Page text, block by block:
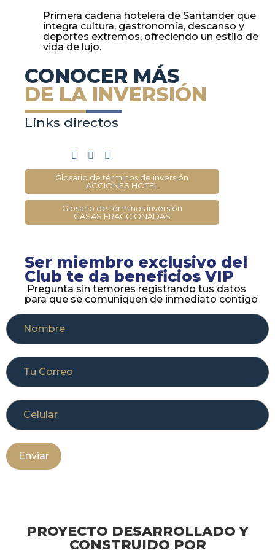
Primera cadena hotelera de Santander que
integra cultura, gastronomía, descanso y
deportes extremos, ofreciendo un estilo de
vida de lujo.
CONOCER MÁS
DE LA INVERSIÓN
Links directos
Glosario de términos de inversión
ACCIONES HOTEL
Glosario de términos inversión
CASAS FRACCIONADAS
Ser miembro exclusivo del
Club te da beneficios VIP
Pregunta sin temores registrando tus datos
para que se comuniquen de inmediato contigo
PROYECTO DESARROLLADO Y
CONSTRUIDO POR